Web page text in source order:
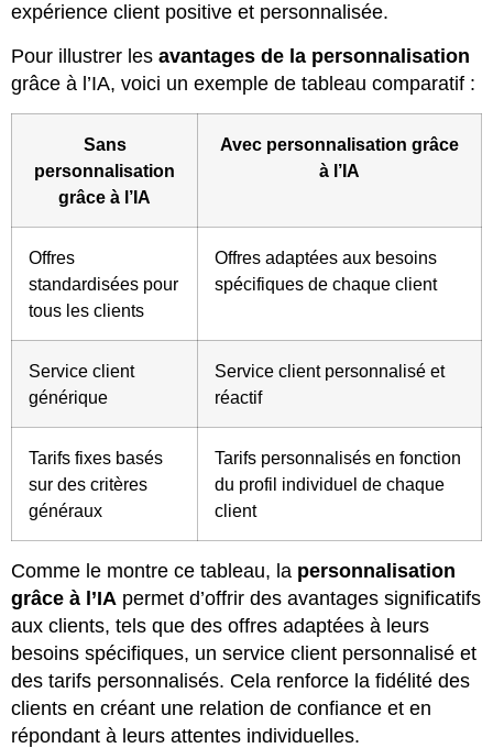
expérience client positive et personnalisée.
Pour illustrer les avantages de la personnalisation
grâce à l’IA, voici un exemple de tableau comparatif :
Sans
personnalisation
grâce à l’IA
Avec personnalisation grâce
à l’IA
Offres
standardisées pour
tous les clients
Offres adaptées aux besoins
spécifiques de chaque client
Service client
générique
Service client personnalisé et
réactif
Tarifs fixes basés
sur des critères
généraux
Tarifs personnalisés en fonction
du profil individuel de chaque
client
Comme le montre ce tableau, la personnalisation
grâce à l’IA permet d’offrir des avantages significatifs
aux clients, tels que des offres adaptées à leurs
besoins spécifiques, un service client personnalisé et
des tarifs personnalisés. Cela renforce la fidélité des
clients en créant une relation de confiance et en
répondant à leurs attentes individuelles.